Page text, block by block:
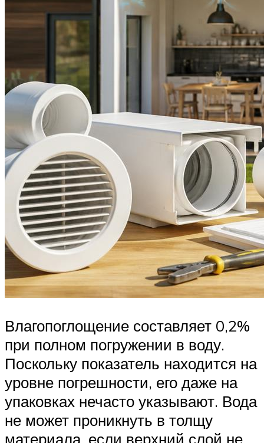
Влагопоглощение составляет 0,2%
при полном погружении в воду.
Поскольку показатель находится на
уровне погрешности, его даже на
упаковках нечасто указывают. Вода
не может проникнуть в толщу
материала, если верхний слой не